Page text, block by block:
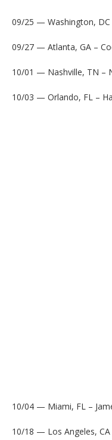
09/25 — Washington, DC
09/27 — Atlanta, GA –
10/01 — Nashville, TN –
10/03 — Orlando, FL –
10/04 — Miami, FL –
10/18 — Los Angeles,